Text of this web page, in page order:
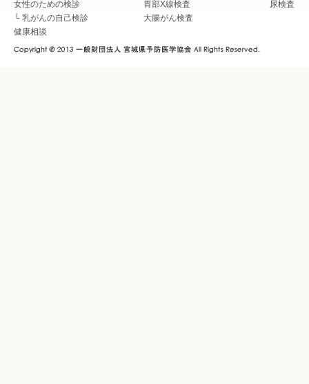
女性のための検診
└ 乳がんの自己検診
健康相談
胃部X線検査
尿検査
大腸がん検査